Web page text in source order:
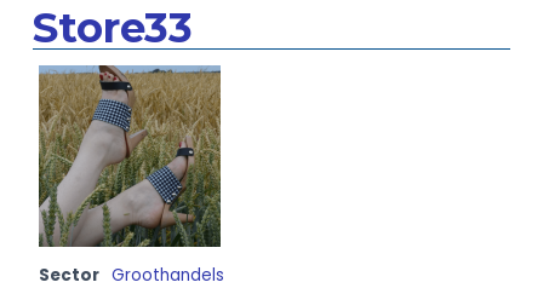
Store33
Sector Groothandels